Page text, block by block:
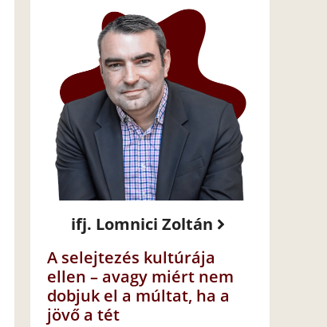
ifj. Lomnici Zoltán
A selejtezés kultúrája
ellen – avagy miért nem
dobjuk el a múltat, ha a
jövő a tét